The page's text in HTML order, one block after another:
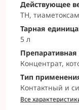
Действующее
ТН,
Тарная
5 л
Концентрат,
Тип
Контактный и
Все